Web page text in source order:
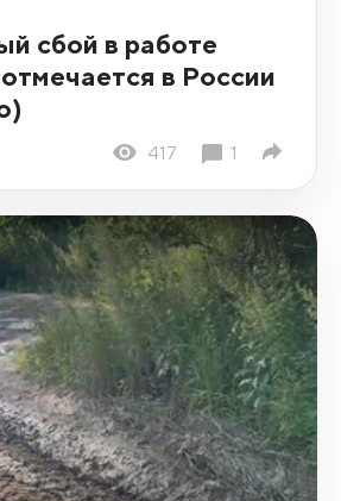
сбой в работе
в России
417 1